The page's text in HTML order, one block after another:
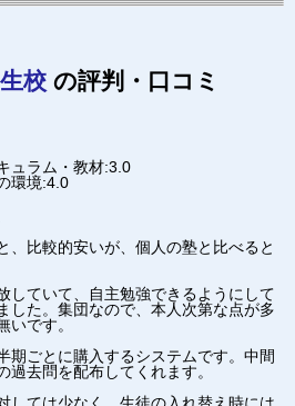
校 の評判・口コミ
ュラム・教材:3.0
環境:4.0
、比較的安いが、個人の塾と比べると
していて、自主勉強できるようにして
した。集団なので、本人次第な点が多
いです。
期ごとに購入するシステムです。中間
去問を配布してくれます。